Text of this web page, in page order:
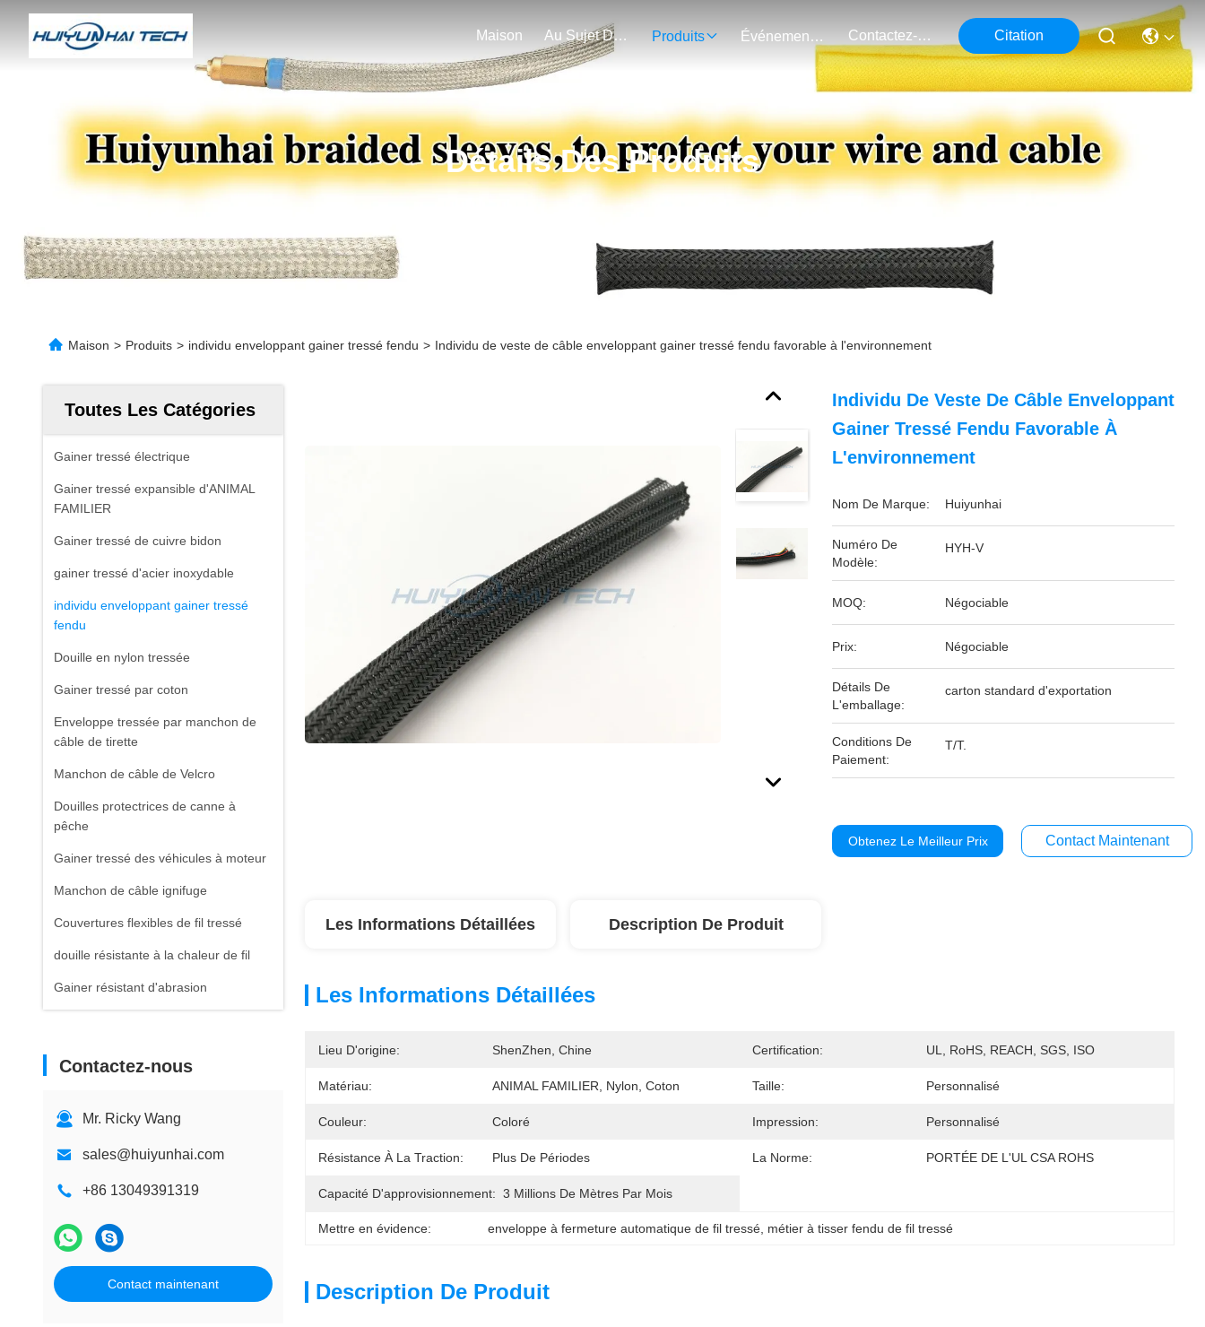
Maison Au Sujet De Nous Produits Événements Contactez-Nous Citation
Détails Des Produits
Maison > Produits > individu enveloppant gainer tressé fendu > Individu de veste de câble enveloppant gainer tressé fendu favorable à l'environnement
Toutes Les Catégories
Gainer tressé électrique
Gainer tressé expansible d'ANIMAL
FAMILIER
Gainer tressé de cuivre bidon
gainer tressé d'acier inoxydable
individu enveloppant gainer tressé
fendu
Douille en nylon tressée
Gainer tressé par coton
Enveloppe tressée par manchon de
câble de tirette
Manchon de câble de Velcro
Douilles protectrices de canne à
pêche
Gainer tressé des véhicules à moteur
Manchon de câble ignifuge
Couvertures flexibles de fil tressé
douille résistante à la chaleur de fil
Gainer résistant d'abrasion
Contactez-nous
Mr. Ricky Wang
sales@huiyunhai.com
+86 13049391319
Contact maintenant
Individu De Veste De Câble Enveloppant
Gainer Tressé Fendu Favorable À
L'environnement
Nom De Marque: Huiyunhai
Numéro De
Modèle:
HYH-V
MOQ: Négociable
Prix: Négociable
Détails De
L'emballage:
carton standard d'exportation
Conditions De
Paiement:
T/T.
Obtenez Le Meilleur Prix Contact Maintenant
Les Informations Détaillées Description De Produit
Les Informations Détaillées
Lieu D'origine: ShenZhen, Chine Certification: UL, RoHS, REACH, SGS, ISO
Matériau: ANIMAL FAMILIER, Nylon, Coton Taille: Personnalisé
Couleur: Coloré Impression: Personnalisé
Résistance À La Traction: Plus De Périodes La Norme: PORTÉE DE L'UL CSA ROHS
Capacité D'approvisionnement: 3 Millions De Mètres Par Mois
Mettre en évidence: enveloppe à fermeture automatique de fil tressé, métier à tisser fendu de fil tressé
Description De Produit